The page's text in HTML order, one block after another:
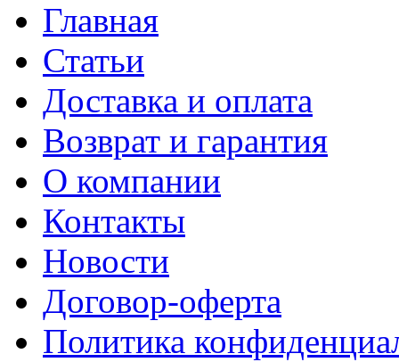
Главная
Статьи
Доставка и оплата
Возврат и гарантия
О компании
Контакты
Новости
Договор-оферта
Политика